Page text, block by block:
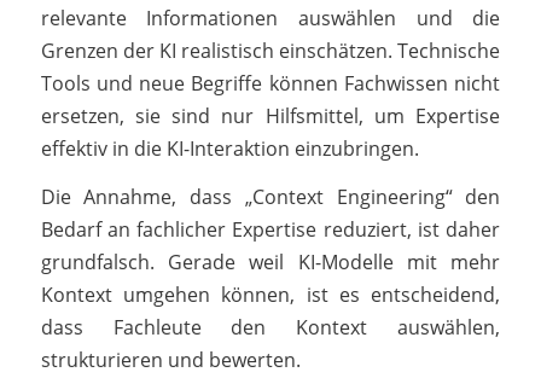
relevante Informationen auswählen und die
Grenzen der KI realistisch einschätzen. Technische
Tools und neue Begriffe können Fachwissen nicht
ersetzen, sie sind nur Hilfsmittel, um Expertise
effektiv in die KI-Interaktion einzubringen.
Die Annahme, dass „Context Engineering“ den
Bedarf an fachlicher Expertise reduziert, ist daher
grundfalsch. Gerade weil KI-Modelle mit mehr
Kontext umgehen können, ist es entscheidend,
dass Fachleute den Kontext auswählen,
strukturieren und bewerten.